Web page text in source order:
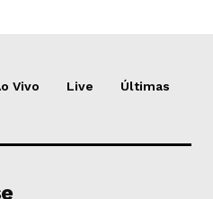
Vivo Live Últimas